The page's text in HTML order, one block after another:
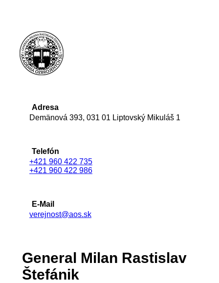
Adresa
Demänová 393, 031 01 Liptovský Mikuláš 1
Telefón
+421 960 422 735
+421 960 422 986
E-Mail
verejnost@aos.sk
General Milan Rastislav
Štefánik